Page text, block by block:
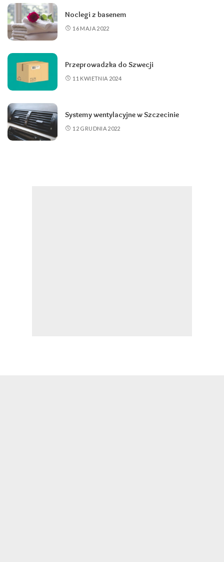
Noclegi z basenem
16 MAJA 2022
Przeprowadzka do Szwecji
11 KWIETNIA 2024
Systemy wentylacyjne w Szczecinie
12 GRUDNIA 2022